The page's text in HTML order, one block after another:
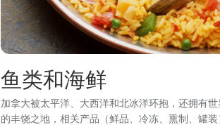
鱼类和海鲜
加拿大被太平洋、大西洋和北冰洋环抱，还拥有
的丰饶之地，相关产品（鲜品、冷冻、熏制、罐